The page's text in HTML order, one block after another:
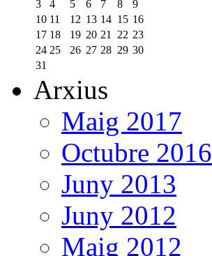
3
4 5 6 7 8
9
10 11 12 13 14 15 16
17 18 19 20 21 22 23
24 25 26 27 28 29 30
31
Arxius
Maig 2017
Octubre 2016
Juny 2013
Juny 2012
Maig 2012